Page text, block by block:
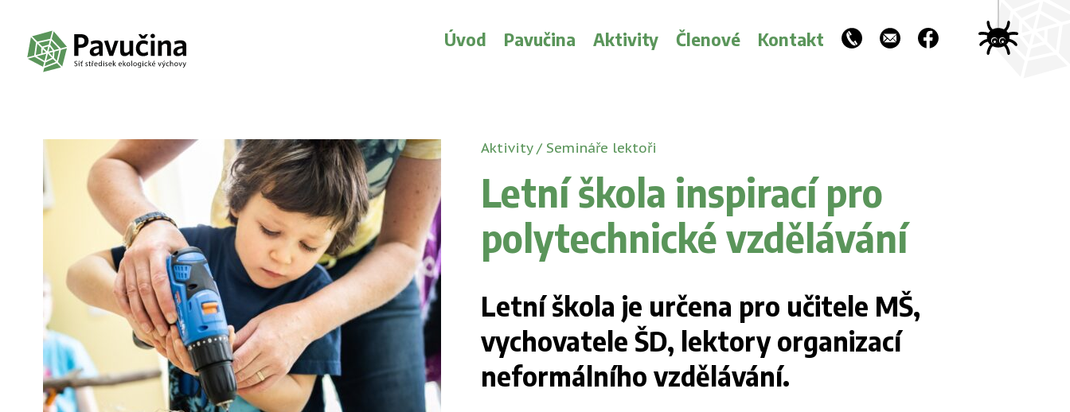
Úvod Pavučina Aktivity Členové Kontakt
Aktivity/ Semináře lektoři
Letní škola inspirací pro
polytechnické vzdělávání
Letní škola je určena pro učitele MŠ,
vychovatele ŠD, lektory organizací
neformálního vzdělávání.